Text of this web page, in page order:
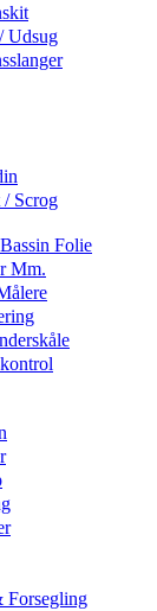
Udsug
/ Scrog
Folie
Mm.
Forsegling